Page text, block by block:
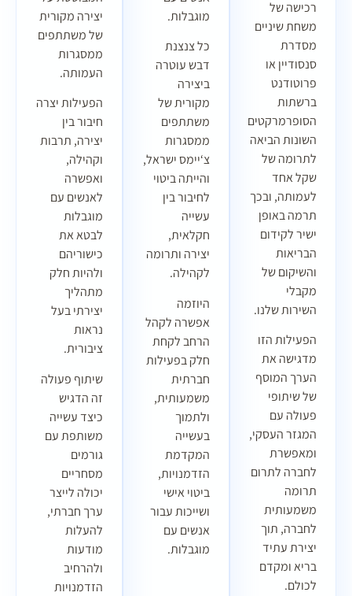
רכישה של
משחת שיניים
מסדרת
סנסודיין או
פרוטודנט
ברשתות
הסופרמרקטים
השונות הביאה
לתרומה של
שקל אחד
לעמותה, ובכך
תרמה באופן
ישיר לקידום
הבריאות
והשיקום של
מקבלי
השירות שלנו.
הפעילות הזו
מדגישה את
הערך המוסף
של שיתופי
פעולה עם
המגזר העסקי,
ומאפשרת
לחברה לתרום
תרומה
משמעותית
לחברה, תוך
יצירת עתיד
בריא ומקדם
לכולם.
מוגבלות.
כל צנצנת
דבש עוטרה
ביצירה
מקורית של
משתתפים
ממסגרות
צ‘יימס ישראל,
והייתה ביטוי
לחיבור בין
עשייה
חקלאית,
יצירה ותרומה
לקהילה.
היוזמה
אפשרה לקהל
הרחב לקחת
חלק בפעילות
חברתית
משמעותית,
ולתמוך
בעשייה
המקדמת
הזדמנויות,
ביטוי אישי
ושייכות עבור
אנשים עם
מוגבלות.
יצירה מקורית
של משתתפים
ממסגרות
העמותה.
הפעילות יצרה
חיבור בין
יצירה, תרבות
וקהילה,
ואפשרה
לאנשים עם
מוגבלות
לבטא את
כישוריהם
ולהיות חלק
מתהליך
יצירתי בעל
נראות
ציבורית.
שיתוף פעולה
זה הדגיש
כיצד עשייה
משותפת עם
גורמים
מסחריים
יכולה לייצר
ערך חברתי,
להעלות
מודעות
ולהרחיב
הזדמנויות